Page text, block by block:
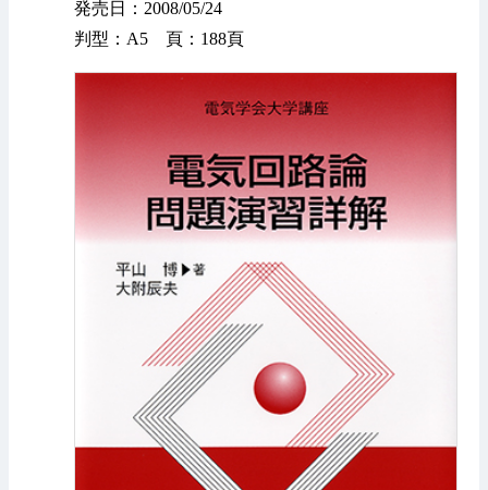
発売日：2008/05/24
判型：A5 頁：188頁